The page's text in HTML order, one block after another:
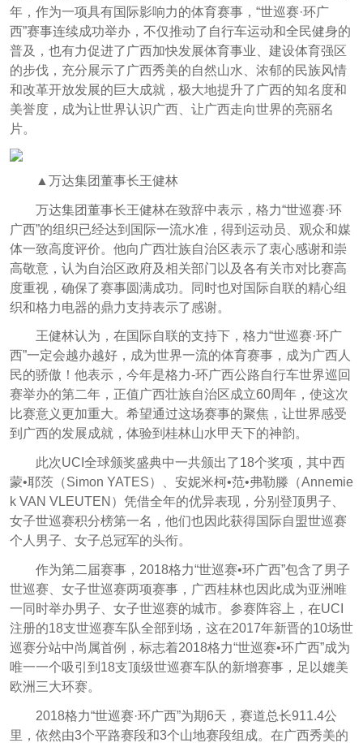
年，作为一项具有国际影响力的体育赛事，“世巡赛·环广
西”赛事连续成功举办，不仅推动了自行车运动和全民健身的
普及，也有力促进了广西加快发展体育事业、建设体育强区
的步伐，充分展示了广西秀美的自然山水、浓郁的民族风情
和改革开放发展的巨大成就，极大地提升了广西的知名度和
美誉度，成为让世界认识广西、让广西走向世界的亮丽名
片。
▲万达集团董事长王健林
万达集团董事长王健林在致辞中表示，格力“世巡赛·环
广西”的组织已经达到国际一流水准，得到运动员、观众和媒
体一致高度评价。他向广西壮族自治区表示了衷心感谢和崇
高敬意，认为自治区政府及相关部门以及各有关市对比赛高
度重视，确保了赛事圆满成功。同时也对国际自联的精心组
织和格力电器的鼎力支持表示了感谢。
王健林认为，在国际自联的支持下，格力“世巡赛·环广
西”一定会越办越好，成为世界一流的体育赛事，成为广西人
民的骄傲！他表示，今年是格力-环广西公路自行车世界巡回
赛举办的第二年，正值广西壮族自治区成立60周年，使这次
比赛意义更加重大。希望通过这场赛事的聚焦，让世界感受
到广西的发展成就，体验到桂林山水甲天下的神韵。
此次UCI全球颁奖盛典中一共颁出了18个奖项，其中西
蒙•耶茨（Simon YATES）、安妮米柯•范•弗勒滕（Annemie
k VAN VLEUTEN）凭借全年的优异表现，分别登顶男子、
女子世巡赛积分榜第一名，他们也因此获得国际自盟世巡赛
个人男子、女子总冠军的头衔。
作为第二届赛事，2018格力“世巡赛•环广西”包含了男子
世巡赛、女子世巡赛两项赛事，广西桂林也因此成为亚洲唯
一同时举办男子、女子世巡赛的城市。参赛阵容上，在UCI
注册的18支世巡赛车队全部到场，这在2017年新晋的10场世
巡赛分站中尚属首例，标志着2018格力“世巡赛•环广西”成为
唯一一个吸引到18支顶级世巡赛车队的新增赛事，足以媲美
欧洲三大环赛。
2018格力“世巡赛·环广西”为期6天，赛道总长911.4公
里，依然由3个平路赛段和3个山地赛段组成。在广西秀美的